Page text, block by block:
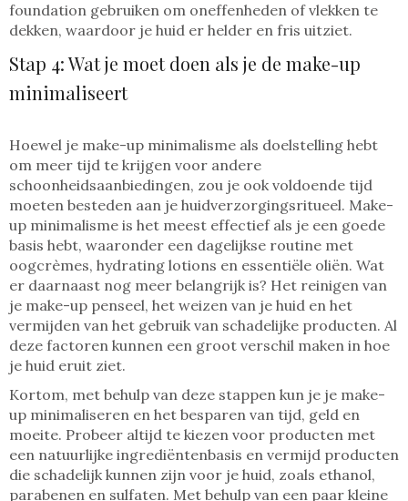
foundation gebruiken om oneffenheden of vlekken te
dekken, waardoor je huid er helder en fris uitziet.
Stap 4: Wat je moet doen als je de make-up
minimaliseert
Hoewel je make-up minimalisme als doelstelling hebt
om meer tijd te krijgen voor andere
schoonheidsaanbiedingen, zou je ook voldoende tijd
moeten besteden aan je huidverzorgingsritueel. Make-
up minimalisme is het meest effectief als je een goede
basis hebt, waaronder een dagelijkse routine met
oogcrèmes, hydrating lotions en essentiële oliën. Wat
er daarnaast nog meer belangrijk is? Het reinigen van
je make-up penseel, het weizen van je huid en het
vermijden van het gebruik van schadelijke producten. Al
deze factoren kunnen een groot verschil maken in hoe
je huid eruit ziet.
Kortom, met behulp van deze stappen kun je je make-
up minimaliseren en het besparen van tijd, geld en
moeite. Probeer altijd te kiezen voor producten met
een natuurlijke ingrediëntenbasis en vermijd producten
die schadelijk kunnen zijn voor je huid, zoals ethanol,
parabenen en sulfaten. Met behulp van een paar kleine